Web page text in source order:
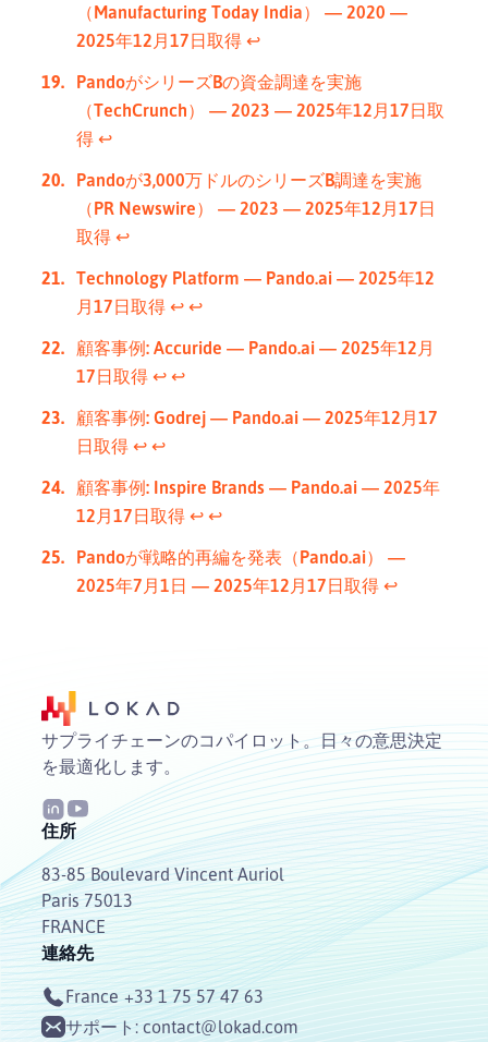
（Manufacturing Today India） — 2020 —
2025年12月17日取得 ↩︎
PandoがシリーズBの資金調達を実施
（TechCrunch） — 2023 — 2025年12月17日取
得 ↩︎
Pandoが3,000万ドルのシリーズB調達を実施
（PR Newswire） — 2023 — 2025年12月17日
取得 ↩︎
Technology Platform — Pando.ai — 2025年12
月17日取得 ↩︎ ↩︎
顧客事例: Accuride — Pando.ai — 2025年12月
17日取得 ↩︎ ↩︎
顧客事例: Godrej — Pando.ai — 2025年12月17
日取得 ↩︎ ↩︎
顧客事例: Inspire Brands — Pando.ai — 2025年
12月17日取得 ↩︎ ↩︎
Pandoが戦略的再編を発表（Pando.ai） —
2025年7月1日 — 2025年12月17日取得 ↩︎
サプライチェーンのコパイロット。日々の意思決定
を最適化します。
住所
83-85 Boulevard Vincent Auriol
Paris 75013
FRANCE
連絡先
France +33 1 75 57 47 63
サポート:contact@lokad.com